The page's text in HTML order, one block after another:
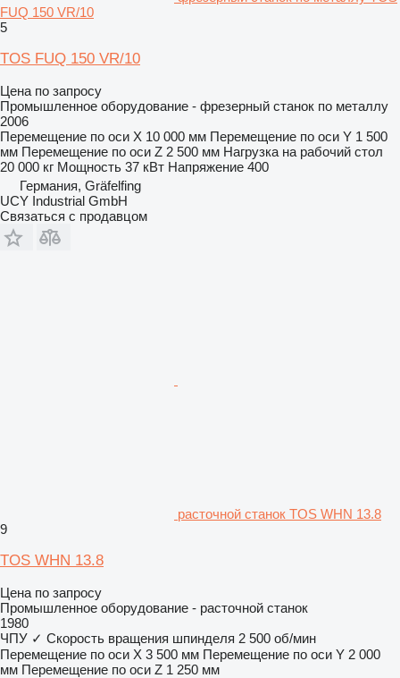
FUQ 150 VR/10
5
TOS FUQ 150 VR/10
Цена по запросу
Промышленное оборудование - фрезерный станок по металлу
2006
Перемещение по оси X 10 000 мм Перемещение по оси Y 1 500
мм Перемещение по оси Z 2 500 мм Нагрузка на рабочий стол
20 000 кг Мощность 37 кВт Напряжение 400
Германия, Gräfelfing
UCY Industrial GmbH
Связаться с продавцом
расточной станок TOS WHN 13.8
9
TOS WHN 13.8
Цена по запросу
Промышленное оборудование - расточной станок
1980
ЧПУ ✓ Скорость вращения шпинделя 2 500 об/мин
Перемещение по оси X 3 500 мм Перемещение по оси Y 2 000
мм Перемещение по оси Z 1 250 мм